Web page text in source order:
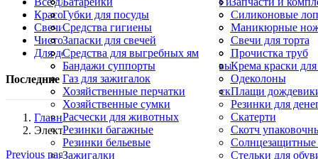
Крем от комаров
Москитные сетки
Ультразвуковые
Фумигаторы
Гирлянды
Фонарики
Губки для посуды
Кухонные ножи
Овощерезки, яйцерезки
Палочки для шашлыка
Силиконовые
Силиконовые
Формы для
Красота и здоровье
Средства гигиены
Косметика
Маникюрные кусачки
Маникюрные
Пилы для пяток
Пилочки для
Свечи и Лампадки
Запаски для свечей
Лампадки
Свечи хозяйственные парафиновые
Свечи для торта
Свечи конусные
Церковные свечи
Чистота и уборка
Средства для выгребных ям
Пятновыводители
Карандаш для утюга
Уборочный инвентарь, щетки и скребки
Прочистка труб
Салфетки для
Синька
Скребки для
Для дома
Бандажи суппорты
Газ для зажигалок
Хозяйственные перчатки
Хозяйственные сумки
Расчески для животных
Резинки багажные
Резинки бельевые
Зажигалки
Крема краски
Одеколоны
Плащи
Резинки для
Скатерти
Скотч
Стельки для
Последние пересмотренные продукты
Главная
Электроника и электротехника
Previous page